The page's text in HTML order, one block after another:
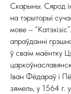
Скарыны. Сярод
на тэрыторыі
мове –
апраўданні
ў сваім маёнтку
Іван Фёдараў і
зямель, у 1564 г.